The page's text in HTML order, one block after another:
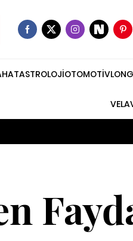
ASTROLOJİOTOMOTİV